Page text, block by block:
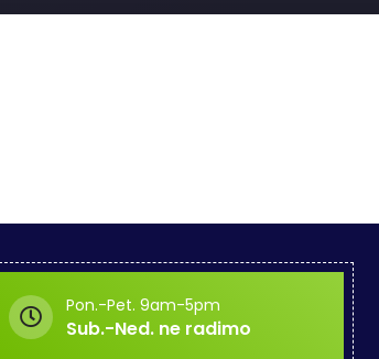
Pon.-Pet. 9am-5pm
Sub.-Ned. ne radimo